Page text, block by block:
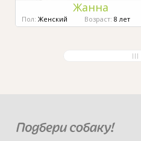
Жанна
Пол: Женский Возраст: 8 лет